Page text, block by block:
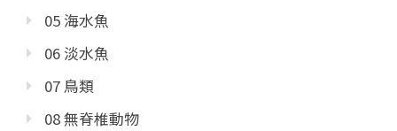
05 海水魚
06 淡水魚
07 鳥類
08 無脊椎動物